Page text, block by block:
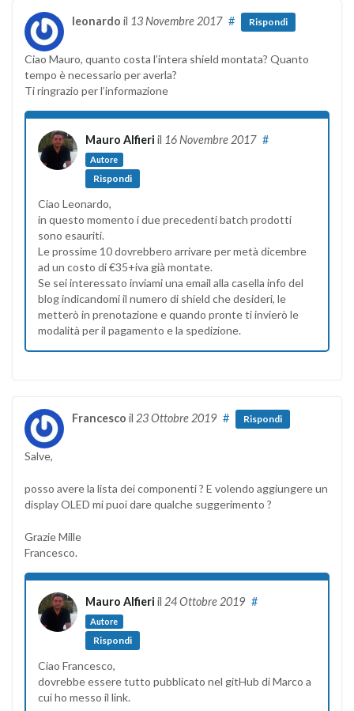
leonardo il 13 Novembre 2017 # Rispondi
Ciao Mauro, quanto costa l’intera shield montata? Quanto
tempo è necessario per averla?
Ti ringrazio per l’informazione
Mauro Alfieri il 16 Novembre 2017
Autore
#
Rispondi
Ciao Leonardo,
in questo momento i due precedenti batch prodotti
sono esauriti.
Le prossime 10 dovrebbero arrivare per metà dicembre
ad un costo di €35+iva già montate.
Se sei interessato inviami una email alla casella info del
blog indicandomi il numero di shield che desideri, le
metterò in prenotazione e quando pronte ti invierò le
modalità per il pagamento e la spedizione.
Francesco il 23 Ottobre 2019 # Rispondi
Salve,
posso avere la lista dei componenti ? E volendo aggiungere un
display OLED mi puoi dare qualche suggerimento ?
Grazie Mille
Francesco.
Mauro Alfieri il 24 Ottobre 2019
Autore
#
Rispondi
Ciao Francesco,
dovrebbe essere tutto pubblicato nel gitHub di Marco a
cui ho messo il link.